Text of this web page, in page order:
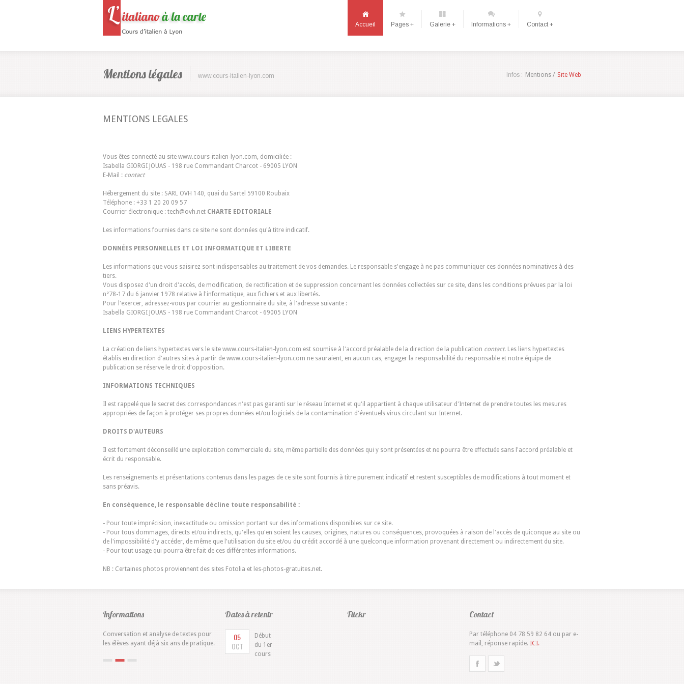
Accueil Pages + Galerie + Informations + Contact +
Mentions légales www.cours-italien-lyon.com Infos : Mentions / Site Web
MENTIONS LEGALES
Vous êtes connecté au site www.cours-italien-lyon.com, domiciliée :
Isabella GIORGI JOUAS - 198 rue Commandant Charcot - 69005 LYON
E-Mail : contact
Hébergement du site : SARL OVH 140, quai du Sartel 59100 Roubaix
Téléphone : +33 1 20 20 09 57
Courrier électronique : tech@ovh.net CHARTE EDITORIALE
Les informations fournies dans ce site ne sont données qu'à titre indicatif.
DONNÉES PERSONNELLES ET LOI INFORMATIQUE ET LIBERTE
Les informations que vous saisirez sont indispensables au traitement de vos demandes. Le responsable s'engage à ne pas communiquer ces données nominatives à des
tiers.
Vous disposez d'un droit d'accès, de modification, de rectification et de suppression concernant les données collectées sur ce site, dans les conditions prévues par la loi
n°78-17 du 6 janvier 1978 relative à l'informatique, aux fichiers et aux libertés.
Pour l'exercer, adressez-vous par courrier au gestionnaire du site, à l'adresse suivante :
Isabella GIORGI JOUAS - 198 rue Commandant Charcot - 69005 LYON
LIENS HYPERTEXTES
La création de liens hypertextes vers le site www.cours-italien-lyon.com est soumise à l'accord préalable de la direction de la publication contact. Les liens hypertextes
établis en direction d'autres sites à partir de www.cours-italien-lyon.com ne sauraient, en aucun cas, engager la responsabilité du responsable et notre équipe de
publication se réserve le droit d'opposition.
INFORMATIONS TECHNIQUES
Il est rappelé que le secret des correspondances n'est pas garanti sur le réseau Internet et qu'il appartient à chaque utilisateur d'Internet de prendre toutes les mesures
appropriées de façon à protéger ses propres données et/ou logiciels de la contamination d'éventuels virus circulant sur Internet.
DROITS D'AUTEURS
Il est fortement déconseillé une exploitation commerciale du site, même partielle des données qui y sont présentées et ne pourra être effectuée sans l'accord préalable et
écrit du responsable.
Les renseignements et présentations contenus dans les pages de ce site sont fournis à titre purement indicatif et restent susceptibles de modifications à tout moment et
sans préavis.
En conséquence, le responsable décline toute responsabilité :
- Pour toute imprécision, inexactitude ou omission portant sur des informations disponibles sur ce site.
- Pour tous dommages, directs et/ou indirects, qu'elles qu'en soient les causes, origines, natures ou conséquences, provoquées à raison de l'accès de quiconque au site ou
de l'impossibilité d'y accéder, de même que l'utilisation du site et/ou du crédit accordé à une quelconque information provenant directement ou indirectement du site.
- Pour tout usage qui pourra être fait de ces différentes informations.
NB : Certaines photos proviennent des sites Fotolia et les-photos-gratuites.net.
Informations
Conversation et analyse de textes pour
les élèves ayant déjà six ans de pratique.
Pensieri & Parole : Plus de
renseignements en contactant Isabella.
Dates à retenir
05
OCT
Début
du 1er
cours
Flickr Contact
Par téléphone 04 78 59 82 64 ou par e-
mail, réponse rapide. ICI.